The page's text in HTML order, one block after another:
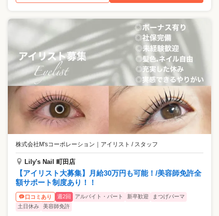
株式会社M'sコーポレーション ｜ アイリスト / スタッフ
Lily's Nail 町田店
【アイリスト大募集】月給30万円も可能！/美容師免許全
額サポート制度あり！！
口コミあり 週2回 アルバイト・パート 新卒歓迎
まつげパーマ
土日休み
美容師免許